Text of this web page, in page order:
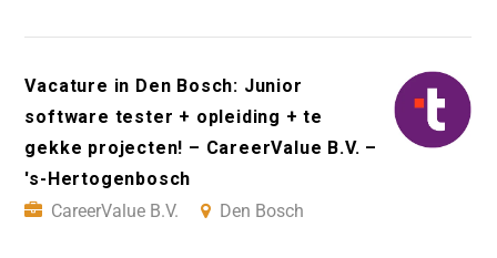
Vacature in Den Bosch: Junior
software tester + opleiding + te
gekke projecten! – CareerValue B.V. –
's-Hertogenbosch
CareerValue B.V.
Den Bosch